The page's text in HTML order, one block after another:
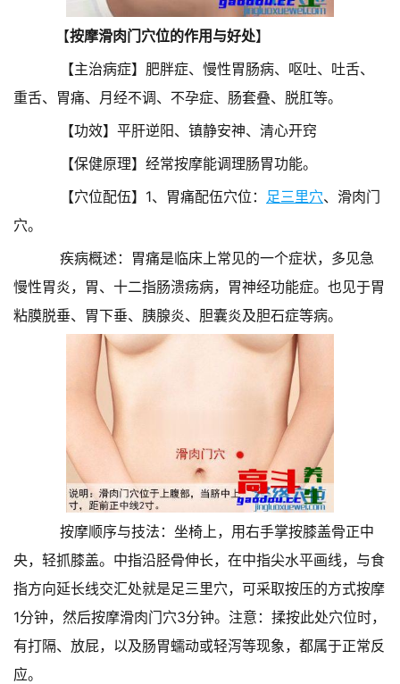
【按摩滑肉门穴位的作用与好处】
【主治病症】肥胖症、慢性胃肠病、呕吐、吐舌、
重舌、胃痛、月经不调、不孕症、肠套叠、脱肛等。
【功效】平肝逆阳、镇静安神、清心开窍
【保健原理】经常按摩能调理肠胃功能。
【穴位配伍】1、胃痛配伍穴位： 足三里穴、滑肉门
穴。
疾病概述：胃痛是临床上常见的一个症状，多见急
慢性胃炎，胃、十二指肠溃疡病，胃神经功能症。也见于胃
粘膜脱垂、胃下垂、胰腺炎、胆囊炎及胆石症等病。
按摩顺序与技法：坐椅上，用右手掌按膝盖骨正中
央，轻抓膝盖。中指沿胫骨伸长，在中指尖水平画线，与食
指方向延长线交汇处就是足三里穴，可采取按压的方式按摩
1分钟，然后按摩滑肉门穴3分钟。注意：揉按此处穴位时，
有打隔、放屁，以及肠胃蠕动或轻泻等现象，都属于正常反
应。